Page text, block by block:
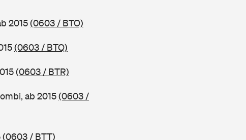
2015(0603 / BTO)
(0603 / BTQ)
(0603 / BTR)
ab 2015(0603 /
(0603 / BTT)